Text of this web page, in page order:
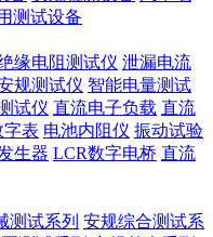
测试设备
缘电阻测试仪 泄漏电流
规测试仪 智能电量测试
试仪 直流电子负载 直流
字表 电池内阻仪 振动试验
生器 LCR数字电桥 直流
测试系列 安规综合测试系